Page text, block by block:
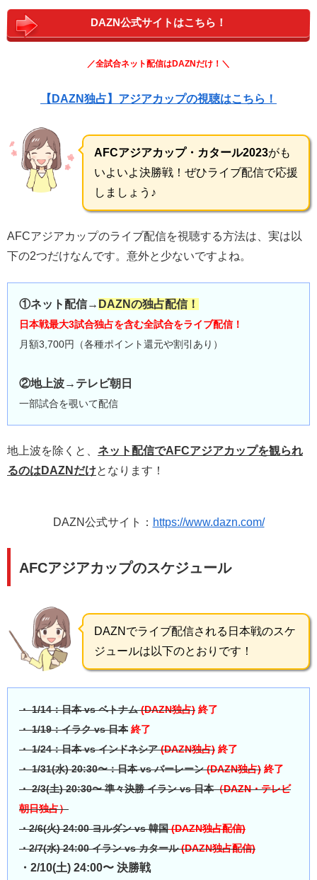
DAZN公式サイトはこちら！
／全試合ネット配信はDAZNだけ！＼
【DAZN独占】アジアカップの視聴はこちら！
AFCアジアカップ・カタール2023がも
いよいよ決勝戦！ぜひライブ配信で応援
しましょう♪
AFCアジアカップのライブ配信を視聴する方法は、実は以
下の2つだけなんです。意外と少ないですよね。
①ネット配信→ DAZNの独占配信！
日本戦最大3試合独占を含む全試合をライブ配信！
月額3,700円（各種ポイント還元や割引あり）
②地上波→テレビ朝日
一部試合を覗いて配信
地上波を除くと、 ネット配信でAFCアジアカップを観られ
るのはDAZNだけとなります！
DAZN公式サイト： https://www.dazn.com/
AFCアジアカップのスケジュール
DAZNでライブ配信される日本戦のスケ
ジュールは以下のとおりです！
・ 1/14：日本 vs ベトナム(DAZN独占) 終了
・ 1/19：イラク vs 日本 終了
・ 1/24：日本 vs インドネシア(DAZN独占) 終了
・ 1/31(水) 20:30〜：日本 vs バーレーン(DAZN独占) 終了
・ 2/3(土) 20:30〜 準々決勝 イラン vs 日本（DAZN・テレビ
朝日独占）
・2/6(火) 24:00 ヨルダン vs 韓国(DAZN独占配信)
・2/7(水) 24:00 イラン vs カタール(DAZN独占配信)
・2/10(土) 24:00〜 決勝戦